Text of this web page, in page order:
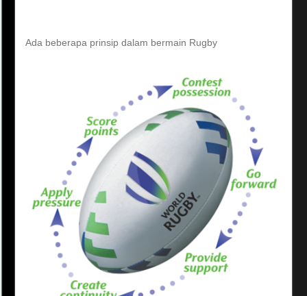
Ada beberapa prinsip dalam bermain Rugby